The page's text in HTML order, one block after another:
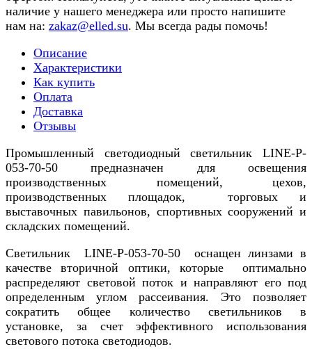
наличие у нашего менеджера или просто напишите
нам на: zakaz@elled.su. Мы всегда рады помочь!
Описание
Характеристики
Как купить
Оплата
Доставка
Отзывы
Промышленный светодиодный светильник LINE-P-
053-70-50 предназначен для освещения
производственных помещений, цехов,
производственных площадок, торговых и
выставочных павильонов, спортивных сооружений и
складских помещений.
Светильник LINE-P-053-70-50 оснащен линзами в
качестве вторичной оптики, которые оптимально
распределяют световой поток и направляют его под
определенным углом рассеивания. Это позволяет
сократить общее количество светильников в
установке, за счет эффективного использования
светового потока светодиодов.